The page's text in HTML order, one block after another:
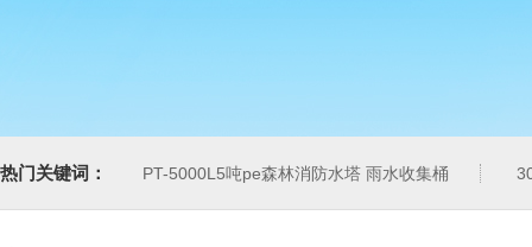
热门关键词： PT-5000L5吨pe森林消防水塔 雨水收集桶